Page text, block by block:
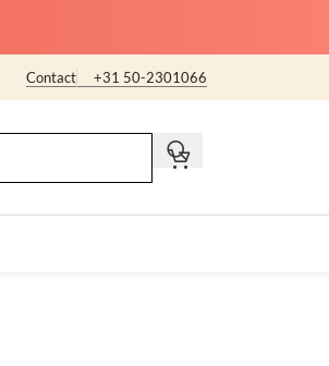
Contact +31 50-2301066